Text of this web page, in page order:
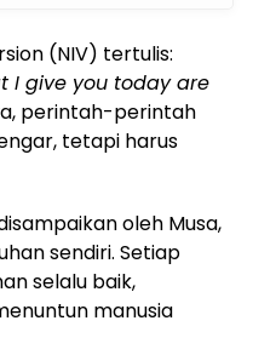
(NIV) tertulis:
I give you today are
perintah-perintah
tetapi harus
oleh Musa,
sendiri. Setiap
selalu baik,
manusia